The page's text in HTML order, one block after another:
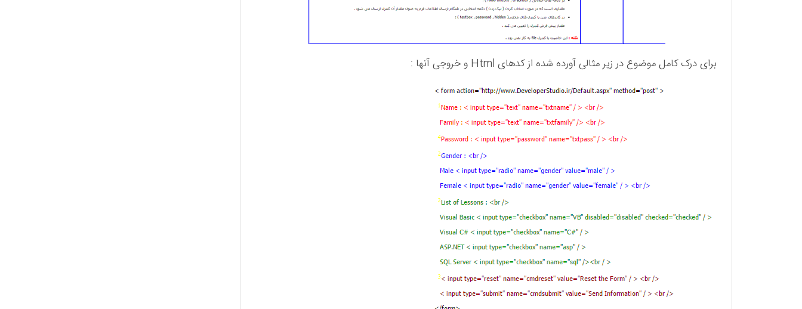
برای درک کامل موضوع در زیر مثالی آورده شده از کدهای Html و خروجی آنها :